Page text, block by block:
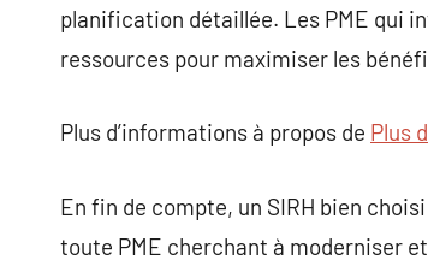
planification détaillée. Les PME qui
ressources pour maximiser les
Plus d’informations à propos de Plus
En fin de compte, un SIRH bien
toute PME cherchant à moderniser